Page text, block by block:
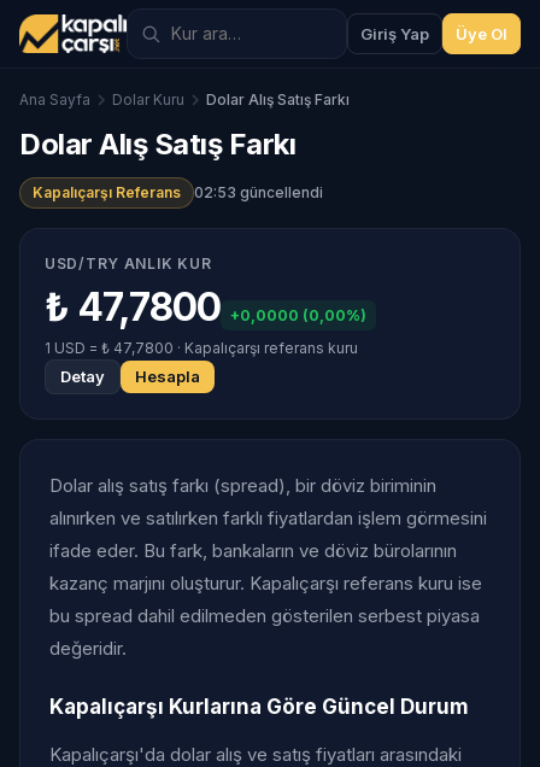
Giriş Yap Üye Ol
Ana Sayfa Dolar Kuru Dolar Alış Satış Farkı
Dolar Alış Satış Farkı
Kapalıçarşı Referans 02:53 güncellendi
USD/TRY ANLIK KUR
₺ 47,7800 +0,0000 (0,00%)
1 USD = ₺ 47,7800 · Kapalıçarşı referans kuru
Detay Hesapla
Dolar alış satış farkı (spread), bir döviz biriminin
alınırken ve satılırken farklı fiyatlardan işlem görmesini
ifade eder. Bu fark, bankaların ve döviz bürolarının
kazanç marjını oluşturur. Kapalıçarşı referans kuru ise
bu spread dahil edilmeden gösterilen serbest piyasa
değeridir.
Kapalıçarşı Kurlarına Göre Güncel Durum
Kapalıçarşı'da dolar alış ve satış fiyatları arasındaki